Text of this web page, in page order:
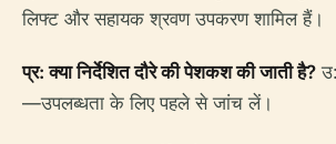
लिफ्ट और सहायक श्रवण उपकरण शामिल हैं।
प्र: क्या निर्देशित दौरे की पेशकश की जाती है?
—उपलब्धता के लिए पहले से जांच लें।